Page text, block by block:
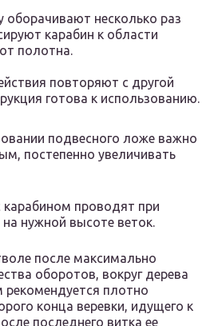
оборачивают несколько раз
карабин к области
полотна.
повторяют с другой
готова к использованию.
подвесного ложе важно
постепенно увеличивать
карабином проводят при
нужной высоте веток.
после максимально
оборотов, вокруг дерева
рекомендуется плотно
конца веревки, идущего к
последнего витка ее